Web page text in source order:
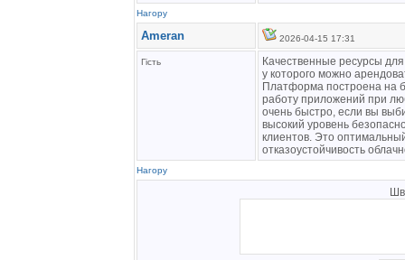
Нагору
Ameran 2026-04-15 17:31
Гість
Качественные ресурсы
у которого можно
Платформа построена на
работу приложений при
очень быстро, если вы
высокий уровень
клиентов. Это
отказоустойчивость
Нагору